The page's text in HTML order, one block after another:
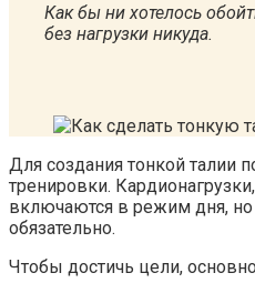
Как бы ни хотелось
без нагрузки никуда.
Для создания тонкой талии
тренировки.
включаются в режим дня, но
обязательно.
Чтобы достичь цели,